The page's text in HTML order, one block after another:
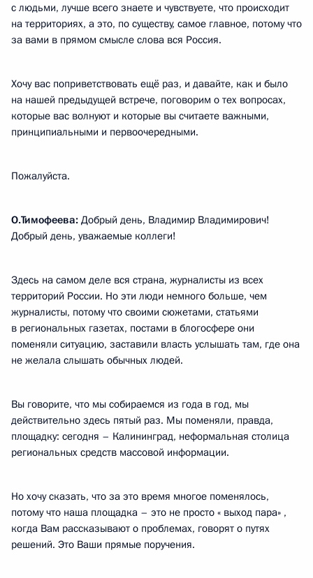
с людьми, лучше всего знаете и чувствуете, что происходит
на территориях, а это, по существу, самое главное, потому что
за вами в прямом смысле слова вся Россия.
Хочу вас поприветствовать ещё раз, и давайте, как и было
на нашей предыдущей встрече, поговорим о тех вопросах,
которые вас волнуют и которые вы считаете важными,
принципиальными и первоочередными.
Пожалуйста.
О.Тимофеева: Добрый день, Владимир Владимирович!
Добрый день, уважаемые коллеги!
Здесь на самом деле вся страна, журналисты из всех
территорий России. Но эти люди немного больше, чем
журналисты, потому что своими сюжетами, статьями
в региональных газетах, постами в блогосфере они
поменяли ситуацию, заставили власть услышать там, где она
не желала слышать обычных людей.
Вы говорите, что мы собираемся из года в год, мы
действительно здесь пятый раз. Мы поменяли, правда,
площадку: сегодня – Калининград, неформальная столица
региональных средств массовой информации.
Но хочу сказать, что за это время многое поменялось,
потому что наша площадка – это не просто « выход пара» ,
когда Вам рассказывают о проблемах, говорят о путях
решений. Это Ваши прямые поручения.